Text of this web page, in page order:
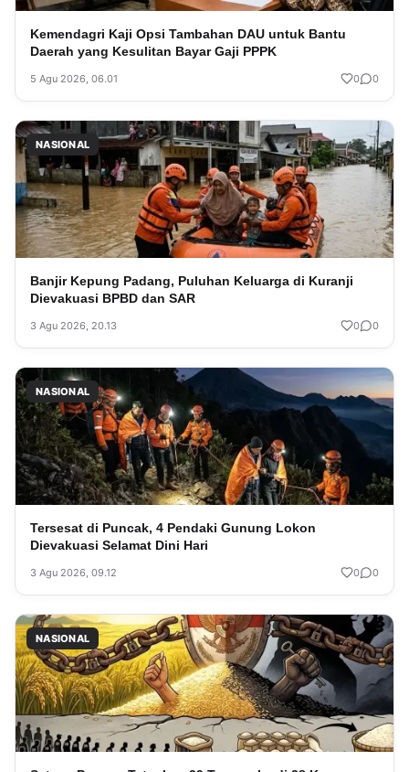
Kemendagri Kaji Opsi Tambahan DAU untuk Bantu
Daerah yang Kesulitan Bayar Gaji PPPK
5 Agu 2026, 06.01 0 0
NASIONAL
Banjir Kepung Padang, Puluhan Keluarga di Kuranji
Dievakuasi BPBD dan SAR
3 Agu 2026, 20.13 0 0
NASIONAL
Tersesat di Puncak, 4 Pendaki Gunung Lokon
Dievakuasi Selamat Dini Hari
3 Agu 2026, 09.12 0 0
NASIONAL